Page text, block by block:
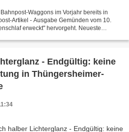
Waggons im Vorjahr bereits in
Artikel - Ausgabe Gemünden vom 10.
erweckt" hervorgeht. Neueste
- Endgültig: keine
in Thüngersheimer-